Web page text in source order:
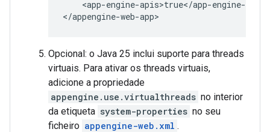
<app-engine-apis>true</app-engine-apis>
Opcional: o Java 25 inclui suporte para threads
virtuais. Para ativar os threads virtuais,
adicione a propriedade
appengine.use.virtualthreads no interior
da etiqueta system-properties no seu
ficheiro appengine-web.xml .